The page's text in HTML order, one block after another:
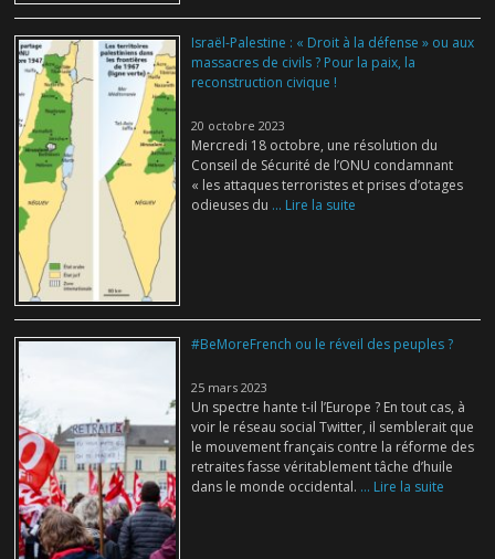
Israël-Palestine : « Droit à la défense » ou aux
massacres de civils ? Pour la paix, la
reconstruction civique !
20 octobre 2023
Mercredi 18 octobre, une résolution du
Conseil de Sécurité de l’ONU condamnant
« les attaques terroristes et prises d’otages
odieuses du ... Lire la suite
#BeMoreFrench ou le réveil des peuples ?
25 mars 2023
Un spectre hante t-il l’Europe ? En tout cas, à
voir le réseau social Twitter, il semblerait que
le mouvement français contre la réforme des
retraites fasse véritablement tâche d’huile
dans le monde occidental. ... Lire la suite